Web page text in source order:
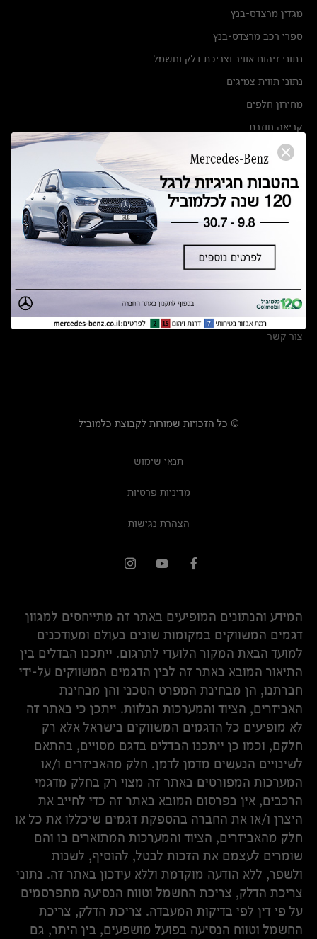
מגזין מרצדס-בנץ
ספרי רכב מרצדס-בנץ
נתוני זיהום אוויר וצריכת דלק וחשמל
נתוני תווית צמיגים
מחירון חלפים
קריאה חוזרת
הודעה על הטבות לרכבי מרצדס בהסדר פשרה בתצ 56447-02-19
תקנון ימי מכירות 120 לכלמוביל
מצאו אותנו
אולמות תצוגה
מרכזי שירות
צור קשר
© כל הזכויות שמורות לקבוצת כלמוביל
תנאי שימוש
מדיניות פרטיות
הצהרת נגישות
המידע והנתונים המופיעים באתר זה מתייחסים למגוון
דגמים המשווקים במקומות שונים בעולם ומעודכנים
למועד הבאת המקור הלועדי לתרגום. ייתכנו הבדלים בין
התיאור המובא באתר זה לבין הדגמים המשווקים על-ידי
חברתנו, הן מבחינת המפרט הטכני והן מבחינת
האביזרים, הציוד והמערכות הנלוות. ייתכן כי באתר זה
לא מופיעים כל הדגמים המשווקים בישראל אלא רק
חלקם, וכמו כן ייתכנו הבדלים בדגם מסויים, בהתאם
לשינויים הנעשים מדמן לדמן. חלק מהאביזרים ו/או
המערכות המפורטים באתר זה מצוי רק בחלק מדגמי
הרכבים, אין בפרסום המובא באתר זה כדי לחייב את
היצרן ו/או את החברה בהספקת דגמים שיכללו את כל או
חלק מהאביזרים, הציוד והמערכות המתוארים בו והם
שומרים לעצמם את הזכות לבטל, להוסיף, לשנות
ולשפר, ללא הודעה מוקדמת וללא עידכון באתר זה. נתוני
צריכת הדלק, צריכת החשמל וטווח הנסיעה מתפרסמים
על פי דין לפי בדיקות המעבדה. צריכת הדלק, צריכת
החשמל וטווח הנסיעה בפועל מושפעים, בין היתר, גם